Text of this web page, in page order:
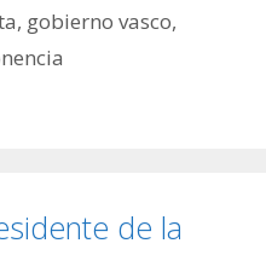
, gobierno vasco,
de la